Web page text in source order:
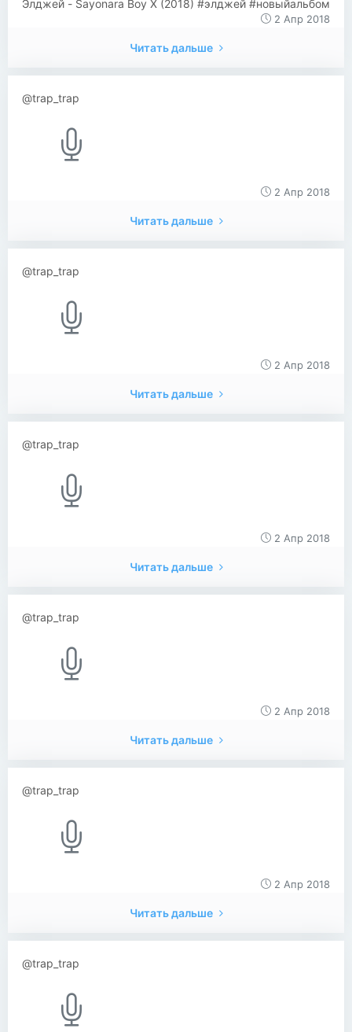
​​Элджей - Sayonara Boy X (2018) #элджей #новыйальбом
2 Апр 2018
Читать дальше
@trap_trap
2 Апр 2018
Читать дальше
@trap_trap
2 Апр 2018
Читать дальше
@trap_trap
2 Апр 2018
Читать дальше
@trap_trap
2 Апр 2018
Читать дальше
@trap_trap
2 Апр 2018
Читать дальше
@trap_trap